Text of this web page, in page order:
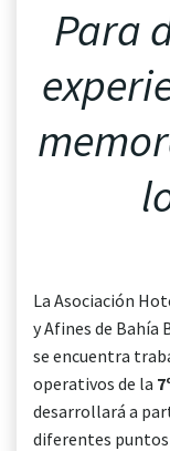
Para
La Asociación
y Afines de Bahía
se encuentra
operativos de la
desarrollará a
diferentes puntos